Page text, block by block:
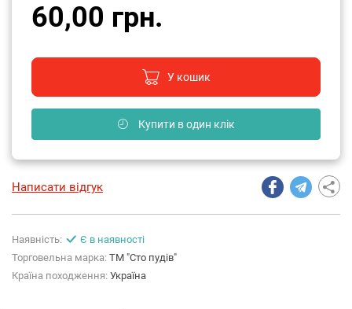
60,00 грн.
У кошик
Купити в один клік
Написати відгук
Наявність:
Є в наявності
Торговельна марка: ТМ "Сто пудів"
Країна походження: Україна